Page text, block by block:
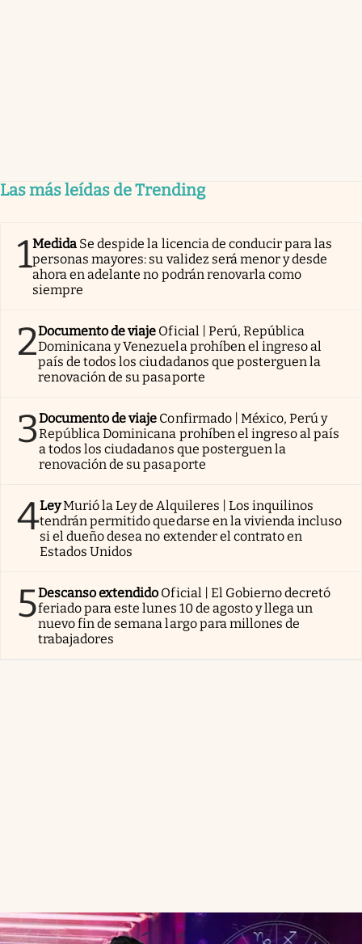
Las más leídas de Trending
1Medida Se despide la licencia de conducir para las
personas mayores: su validez será menor y desde
ahora en adelante no podrán renovarla como
siempre
2Documento de viaje Oficial | Perú, República
Dominicana y Venezuela prohíben el ingreso al
país de todos los ciudadanos que posterguen la
renovación de su pasaporte
3Documento de viaje Confirmado | México, Perú y
República Dominicana prohíben el ingreso al país
a todos los ciudadanos que posterguen la
renovación de su pasaporte
4LeyMurió la Ley de Alquileres | Los inquilinos
tendrán permitido quedarse en la vivienda incluso
si el dueño desea no extender el contrato en
Estados Unidos
5Descanso extendido Oficial | El Gobierno decretó
feriado para este lunes 10 de agosto y llega un
nuevo fin de semana largo para millones de
trabajadores